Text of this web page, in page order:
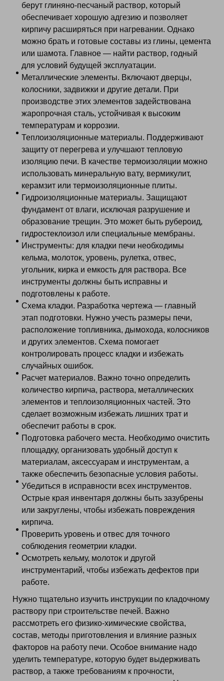
берут глиняно-песчаный раствор, который
обеспечивает хорошую адгезию и позволяет
кирпичу расширяться при нагревании. Однако
можно брать и готовые составы из глины, цемента
или шамота. Главное — найти раствор, годный
для условий будущей эксплуатации.
Металлические элементы. Включают дверцы,
колосники, задвижки и другие детали. При
производстве этих элементов задействована
жаропрочная сталь, устойчивая к высоким
температурам и коррозии.
Теплоизоляционные материалы. Поддерживают
защиту от перегрева и улучшают тепловую
изоляцию печи. В качестве термоизоляции можно
использовать минеральную вату, вермикулит,
керамзит или термоизоляционные плиты.
Гидроизоляционные материалы. Защищают
фундамент от влаги, исключая разрушение и
образование трещин. Это может быть рубероид,
гидростеклоизол или специальные мембраны.
Инструменты: для кладки печи необходимы
кельма, молоток, уровень, рулетка, отвес,
угольник, кирка и емкость для раствора. Все
инструменты должны быть исправны и
подготовлены к работе.
Схема кладки. Разработка чертежа — главный
этап подготовки. Нужно учесть размеры печи,
расположение топливника, дымохода, колосников
и других элементов. Схема помогает
контролировать процесс кладки и избежать
случайных ошибок.
Расчет материалов. Важно точно определить
количество кирпича, раствора, металлических
элементов и теплоизоляционных частей. Это
сделает возможным избежать лишних трат и
обеспечит работы в срок.
Подготовка рабочего места. Необходимо очистить
площадку, организовать удобный доступ к
материалам, аксессуарам и инструментам, а
также обеспечить безопасные условия работы.
Убедиться в исправности всех инструментов.
Острые края инвентаря должны быть зазубрены
или закруглены, чтобы избежать повреждения
кирпича.
Проверить уровень и отвес для точного
соблюдения геометрии кладки.
Осмотреть кельму, молоток и другой
инструментарий, чтобы избежать дефектов при
работе.
Нужно тщательно изучить инструкции по кладочному
раствору при строительстве печей. Важно
рассмотреть его физико-химические свойства,
состав, методы приготовления и влияние разных
факторов на работу печи. Особое внимание надо
уделить температуре, которую будет выдерживать
раствор, а также требованиям к прочности,